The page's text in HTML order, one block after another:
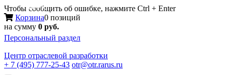
Чтобы сообщить об ошибке, нажмите Ctrl + Enter
Корзина0 позиций
на сумму 0 руб.
Персональный раздел
Центр отраслевой разработки
+ 7 (495) 777-25-43 otr@otr.rarus.ru
Меню